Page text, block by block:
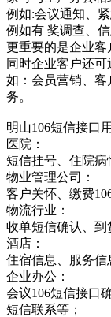
例如:会议通知、
例如有 奖调查、
更重要的是企业客
同时企业客户还可
如：会员营销、客
务。
明山106短信接口
医院：
短信挂号、住院病
物业管理公司：
客户关怀、缴费
物流行业：
收单短信确认、到
酒店：
住宿信息、服务信
企业办公：
会议106短信接口
短信联系等；